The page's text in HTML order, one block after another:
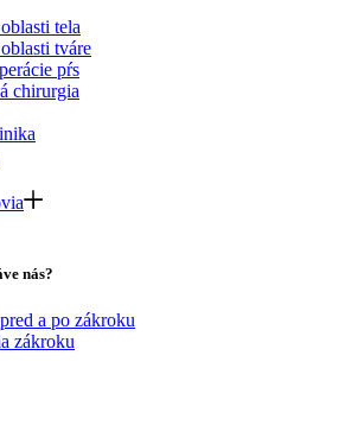
tela
tváre
pŕs
chirurgia
nás?
a po zákroku
zákroku